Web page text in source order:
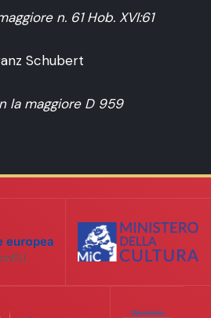
n. 61 Hob. XVI:61
Schubert
la maggiore D 959